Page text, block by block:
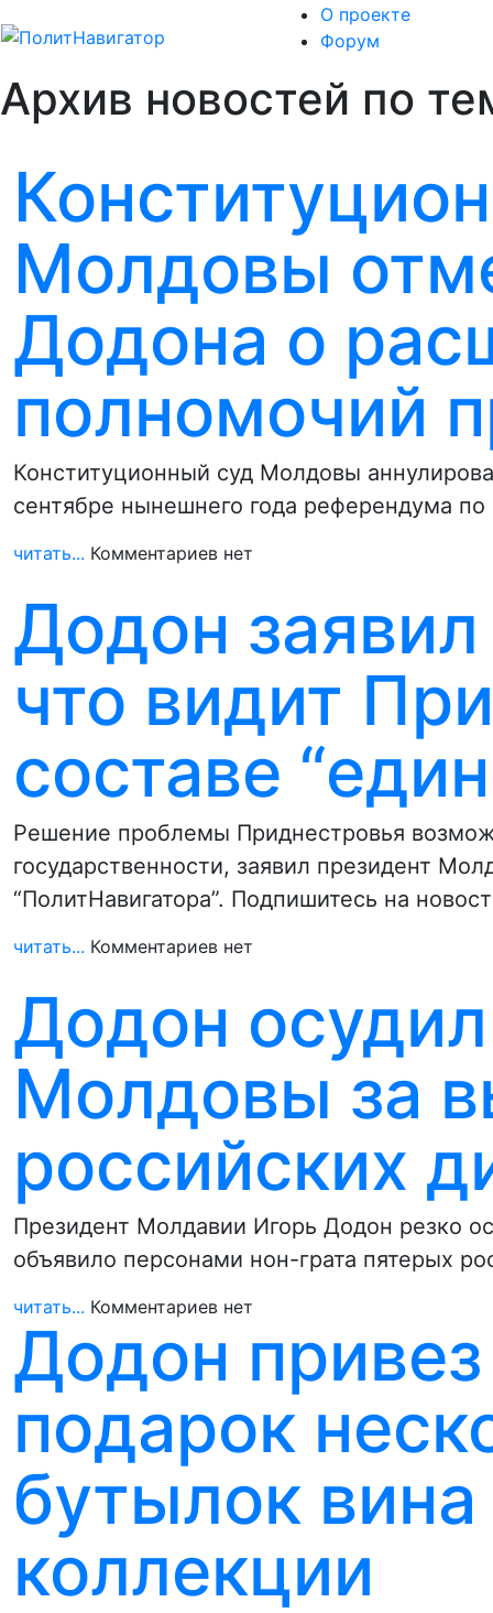
О проекте
Форум
Архив новостей по
Молдовы
Додона о
полномочий
Конституционный суд Молдовы
сентябре нынешнего года референдума
читать... Комментариев нет
Додон
что видит
составе
Решение проблемы Приднестровья
государственности, заявил президент
“ПолитНавигатора”. Подпишитесь на
читать... Комментариев нет
Додон
Молдовы за
российских
Президент Молдавии Игорь Додон резко
объявило персонами нон-грата пятерых
читать... Комментариев нет
Додон
подарок
бутылок
коллекции